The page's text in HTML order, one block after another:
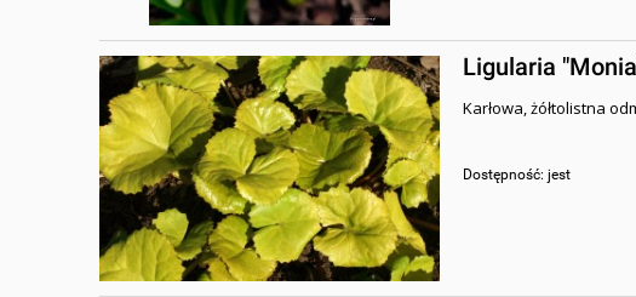
Ligularia
Karłowa, żółtolistna
Dostępność: jest